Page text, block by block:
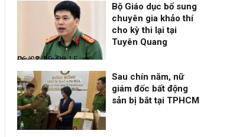
Đọc & Ngẫm
06/08/26, 08:15
Bộ Giáo dục bổ sung
chuyên gia khảo thí
cho kỳ thi lại tại
Tuyên Quang
Nhịp sống 24h
06/08/26, 00:00
Sau chín năm, nữ
giám đốc bất động
sản bị bắt tại TPHCM